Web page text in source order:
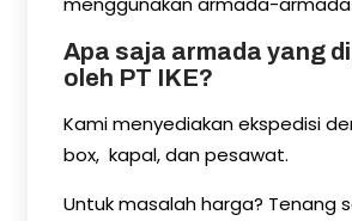
Apa saja armada yang
oleh PT IKE?
Kami menyediakan ekspedisi
box, kapal, dan pesawat.
Untuk masalah harga? Tenang